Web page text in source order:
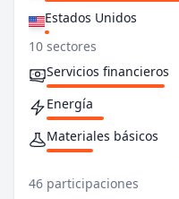
Estados Unidos
10 sectores
Servicios financieros
Energía
Materiales básicos
46 participaciones